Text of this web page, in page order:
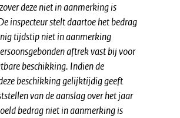
deze niet in aanmerking is
inspecteur stelt daartoe het bedrag
tijdstip niet in aanmerking
aftrek vast bij voor
beschikking. Indien de
beschikking gelijktijdig geeft
van de aanslag over het jaar
bedrag niet in aanmerking is